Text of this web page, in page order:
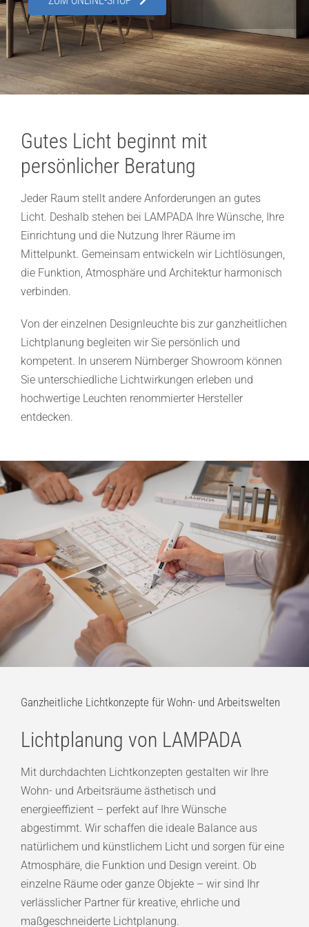
Showroom
Über uns
Kontakt
Gutes Licht beginnt mit
persönlicher Beratung
Jeder Raum stellt andere Anforderungen an gutes
Licht. Deshalb stehen bei LAMPADA Ihre Wünsche, Ihre
Einrichtung und die Nutzung Ihrer Räume im
Mittelpunkt. Gemeinsam entwickeln wir Lichtlösungen,
die Funktion, Atmosphäre und Architektur harmonisch
verbinden.
Von der einzelnen Designleuchte bis zur ganzheitlichen
Lichtplanung begleiten wir Sie persönlich und
kompetent. In unserem Nürnberger Showroom können
Sie unterschiedliche Lichtwirkungen erleben und
hochwertige Leuchten renommierter Hersteller
entdecken.
Ganzheitliche Lichtkonzepte für Wohn- und Arbeitswelten
Lichtplanung von LAMPADA
Mit durchdachten Lichtkonzepten gestalten wir Ihre
Wohn- und Arbeitsräume ästhetisch und
energieeffizient – perfekt auf Ihre Wünsche
abgestimmt. Wir schaffen die ideale Balance aus
natürlichem und künstlichem Licht und sorgen für eine
Atmosphäre, die Funktion und Design vereint. Ob
einzelne Räume oder ganze Objekte – wir sind Ihr
verlässlicher Partner für kreative, ehrliche und
maßgeschneiderte Lichtplanung.